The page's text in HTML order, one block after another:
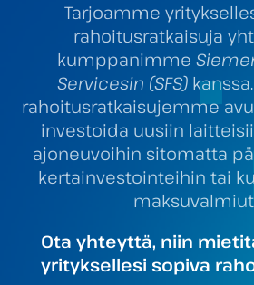
Tarjoamme
rahoitusratkaisuja
kumppanimme
Servicesin (SFS)
rahoitusratkaisujemme
investoida uusiin
ajoneuvoihin sitomatta
kertainvestointeihin tai
Ota yhteyttä, niin
yrityksellesi sopiva